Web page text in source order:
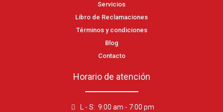
Servicios
Libro de Reclamaciones
Términos y condiciones
Blog
Contacto
Horario de atención
L - S: 9:00 am - 7:00 pm